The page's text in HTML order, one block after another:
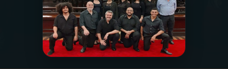
PROGRAMAS
PODCASTS